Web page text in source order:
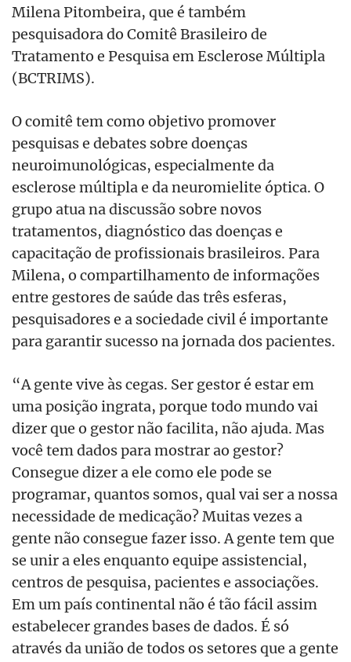
Milena Pitombeira, que é também
pesquisadora do Comitê Brasileiro de
Tratamento e Pesquisa em Esclerose Múltipla
(BCTRIMS).
O comitê tem como objetivo promover
pesquisas e debates sobre doenças
neuroimunológicas, especialmente da
esclerose múltipla e da neuromielite óptica. O
grupo atua na discussão sobre novos
tratamentos, diagnóstico das doenças e
capacitação de profissionais brasileiros. Para
Milena, o compartilhamento de informações
entre gestores de saúde das três esferas,
pesquisadores e a sociedade civil é importante
para garantir sucesso na jornada dos pacientes.
“A gente vive às cegas. Ser gestor é estar em
uma posição ingrata, porque todo mundo vai
dizer que o gestor não facilita, não ajuda. Mas
você tem dados para mostrar ao gestor?
Consegue dizer a ele como ele pode se
programar, quantos somos, qual vai ser a nossa
necessidade de medicação? Muitas vezes a
gente não consegue fazer isso. A gente tem que
se unir a eles enquanto equipe assistencial,
centros de pesquisa, pacientes e associações.
Em um país continental não é tão fácil assim
estabelecer grandes bases de dados. É só
através da união de todos os setores que a gente